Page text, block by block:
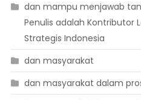
dan mampu menjawab
Penulis adalah Kontributor
Strategis Indonesia
dan masyarakat
dan masyarakat dalam